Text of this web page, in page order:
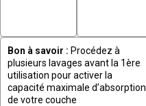
Bon à savoir : Procédez à
plusieurs lavages avant la 1ère
utilisation pour activer la
capacité maximale d’absorption
de votre couche